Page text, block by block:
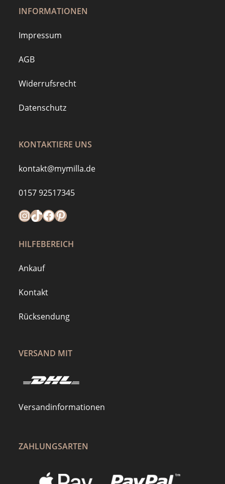
INFORMATIONEN
Impressum
AGB
Widerrufsrecht
Datenschutz
KONTAKTIERE UNS
kontakt@mymilla.de
0157 92517345
Instagram
https://www.tiktok.com/@mymilla.de
Facebook
Pinterest
HILFEBEREICH
Ankauf
Kontakt
Rücksendung
VERSAND MIT
Versandinformationen
ZAHLUNGSARTEN